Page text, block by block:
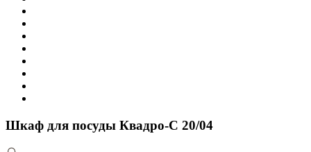
Шкаф для посуды Квадро-С 20/04